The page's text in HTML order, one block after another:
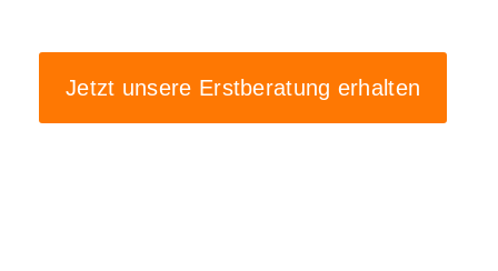
Jetzt unsere Erstberatung erhalten